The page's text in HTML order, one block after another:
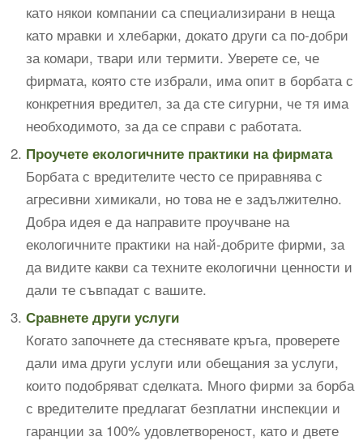
като някои компании са специализирани в неща
като мравки и хлебарки, докато други са по-добри
за комари, твари или термити. Уверете се, че
фирмата, която сте избрали, има опит в борбата с
конкретния вредител, за да сте сигурни, че тя има
необходимото, за да се справи с работата.
Проучете екологичните практики на фирмата
Борбата с вредителите често се приравнява с
агресивни химикали, но това не е задължително.
Добра идея е да направите проучване на
екологичните практики на най-добрите фирми, за
да видите какви са техните екологични ценности и
дали те съвпадат с вашите.
Сравнете други услуги
Когато започнете да стеснявате кръга, проверете
дали има други услуги или обещания за услуги,
които подобряват сделката. Много фирми за борба
с вредителите предлагат безплатни инспекции и
гаранции за 100% удовлетвореност, като и двете